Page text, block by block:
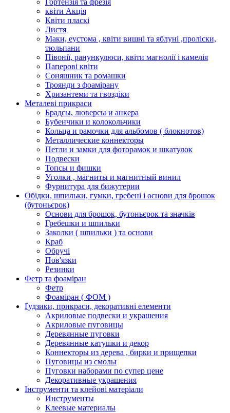
Гортензія та фрезія
квіти Акція
Квіти пласкі
Листя
Маки, еустома , квіти вишні та яблуні ,проліски,
тюльпани
Півонії, ранункулюси, квіти магнолії і камелія
Паперові квіти
Соняшник та ромашки
Троянди з фоамірану
Хризантеми та гвоздіки
Металеві прикраси
Брадсы, люверсы и анкера
Бубенчики и колокольчики
Кольца и рамочки для альбомов ( блокнотов)
Металлические коннекторы
Петли и замки для фоторамок и шкатулок
Подвески
Топсы и фишки
Уголки , магниты и магнитный винил
Фурнитура для бижутерии
Обідки, шпильки, гумки, гребені і основи для брошок
(бутоньєрок)
Основи для брошок, бутоньєрок та значків
Гребешки и шпильки
Заколки ( шпильки ) та основи
Краб
Обручі
Пов'язки
Резинки
Фетр та фоаміран
Фетр
Фоаміран ( ФОМ )
Ґудзики, прикраси, декоративні елементи
Акриловые подвески и украшения
Акриловые пуговицы
Деревянные пуговки
Деревянные катушки и декор
Коннекторы из дерева , бирки и прищепки
Пуговицы из смолы
Пуговки наборами по супер цене
Декоративные украшения
Інструменти та клейові матеріали
Инструменты
Клеевые материалы